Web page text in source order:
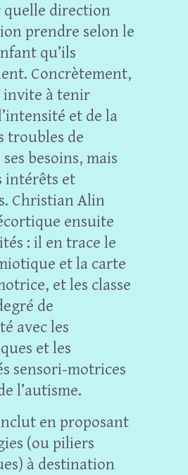
direction
prendre selon le
qu’ils
Concrètement,
invite à tenir
et de la
troubles de
besoins, mais
intérêts et
Christian Alin
ensuite
: il en trace le
et la carte
et les classe
de
avec les
et les
sensori-motrices
l’autisme.
en proposant
(ou piliers
à destination